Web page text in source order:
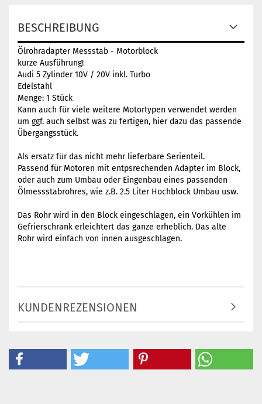
BESCHREIBUNG
Ölrohradapter Messstab - Motorblock
kurze Ausführung!
Audi 5 Zylinder 10V / 20V inkl. Turbo
Edelstahl
Menge: 1 Stück
Kann auch für viele weitere Motortypen verwendet werden
um ggf. auch selbst was zu fertigen, hier dazu das passende
Übergangsstück.
Als ersatz für das nicht mehr lieferbare Serienteil.
Passend für Motoren mit entpsrechenden Adapter im Block,
oder auch zum Umbau oder Eingenbau eines passenden
Ölmessstabrohres, wie z.B. 2.5 Liter Hochblock Umbau usw.
Das Rohr wird in den Block eingeschlagen, ein Vorkühlen im
Gefrierschrank erleichtert das ganze erheblich. Das alte
Rohr wird einfach von innen ausgeschlagen.
KUNDENREZENSIONEN